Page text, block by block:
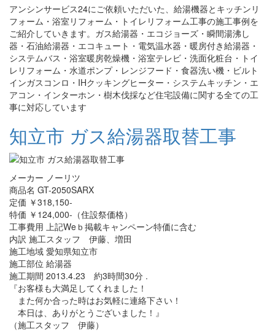
アンシンサービス24にご依頼いただいた、給湯機器とキッチンリ
フォーム・浴室リフォーム・トイレリフォーム工事の施工事例を
ご紹介していきます。ガス給湯器・エコジョーズ・瞬間湯沸し
器・石油給湯器・エコキュート・電気温水器・暖房付き給湯器・
システムバス・浴室暖房乾燥機・浴室テレビ・洗面化粧台・トイ
レリフォーム・水道ポンプ・レンジフード・食器洗い機・ビルト
インガスコンロ・IHクッキングヒーター・システムキッチン・エ
アコン・インターホン・樹木伐採など住宅設備に関する全ての工
事に対応しています
知立市 ガス給湯器取替工事
メーカー ノーリツ
商品名 GT-2050SARX
定価 ￥318,150-
特価 ￥124,000-（住設祭価格）
工事費用 上記Weｂ掲載キャンペーン特価に含む
内訳 施工スタッフ 伊藤、増田
施工地域 愛知県知立市
施工部位 給湯器
施工期間 2013.4.23 約3時間30分 .
『お客様も大満足してくれました！
また何か合った時はお気軽に連絡下さい！
本日は、ありがとうございました！』
（施工スタッフ 伊藤）